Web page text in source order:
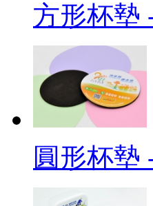
方形杯墊
圓形杯墊